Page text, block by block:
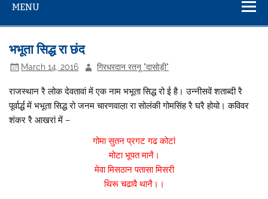
MENU
भभूता सिद्ध रा छंद
March 14, 2016 गिरधरदान रतनू "दासोड़ी"
राजस्थान रै लोक देवतावां में एक नाम भभूता सिद्ध रो ई है। उन्नीसवें शताब्दी रै
पूर्वार्द्ध में भभूता सिद्ध रो जनम चारणवाल़ा रा सोलंकी गोमसिंह रै घरै होयो। कविवर
शंकर रै आखरां में –
गोमा सुतन प्रगट गढ कोटां
मोटा भूपत मानै।
मेवा मिसठान पतासा मिसरी
थिरू चढावै थानै।।